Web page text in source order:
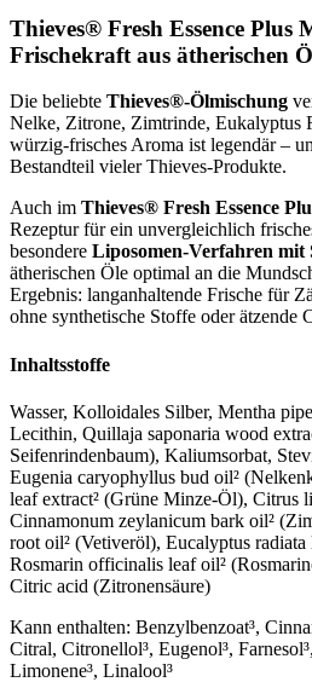
Thieves® Fresh Essence Plus
Frischekraft aus ätherischen
Die beliebte Thieves®-Ölmischung
Nelke, Zitrone, Zimtrinde, Eukalyptus
würzig-frisches Aroma ist legendär –
Bestandteil vieler Thieves-Produkte.
Auch im Thieves® Fresh Essence
Rezeptur für ein unvergleichlich
besondere Liposomen-Verfahren mit
ätherischen Öle optimal an die
Ergebnis: langanhaltende Frische für
ohne synthetische Stoffe oder ätzende
Inhaltsstoffe
Wasser, Kolloidales Silber, Mentha
Lecithin, Quillaja saponaria wood
Seifenrindenbaum), Kaliumsorbat,
Eugenia caryophyllus bud oil²
leaf extract² (Grüne Minze-Öl), Citrus
Cinnamonum zeylanicum bark oil²
root oil² (Vetiveröl), Eucalyptus
Rosmarin officinalis leaf oil²
Citric acid (Zitronensäure)
Kann enthalten: Benzylbenzoat³,
Citral, Citronellol³, Eugenol³,
Limonene³, Linalool³